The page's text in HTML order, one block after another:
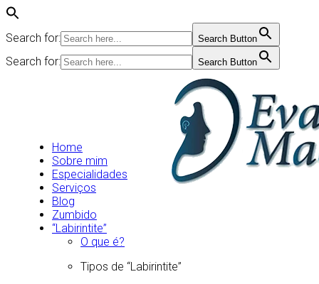
Search for: Search Button
Search for: Search Button
Home
Sobre mim
Especialidades
Serviços
Blog
Zumbido
“Labirintite”
O que é?
Tipos de “Labirintite”